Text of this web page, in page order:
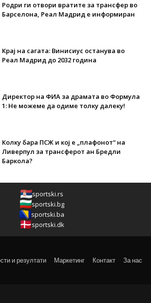
Родри ги отвори вратите за трансфер во
Барселона, Реал Мадрид е информиран
Крај на сагата: Винисиус останува во
Реал Мадрид до 2032 година
Директор на ФИА за драмата во Формула
1: Не можеме да одиме толку далеку!
Колку бара ПСЖ и кој е „плафонот“ на
Ливерпул за трансферот ан Бредли
Баркола?
sportski.rs
sportski.bg
sportski.ba
sportski.dk
и резултати Маркетинг Контакт За нас